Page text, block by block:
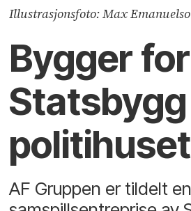
Illustrasjonsfoto: Max
Bygger for
AF Gruppen er tildelt en